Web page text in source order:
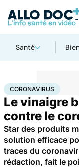
Santé
AccueilSantéMaladies
CORONAVIRUS
Le vinaigre
contre le
Star des produits
solution efficace
traces du
rédaction, fait le